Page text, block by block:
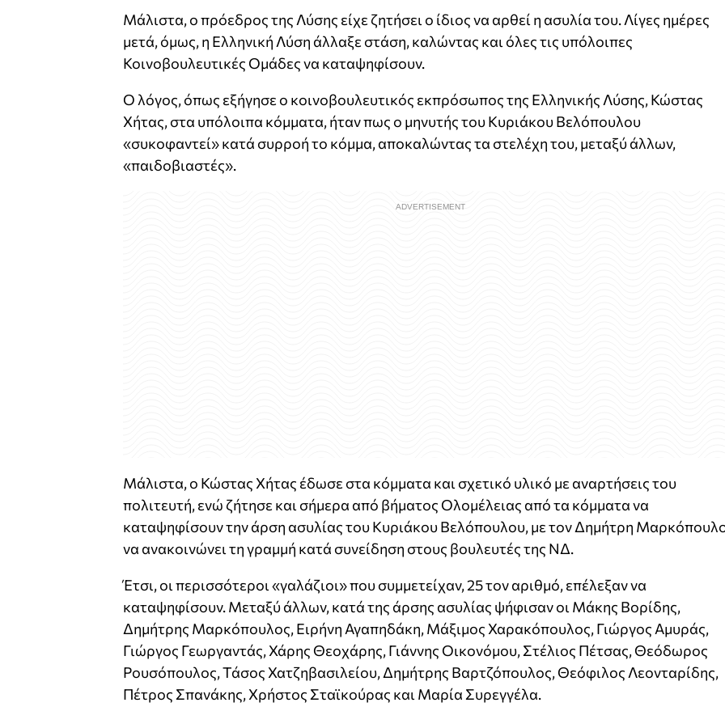
Μάλιστα, ο πρόεδρος της Λύσης είχε ζητήσει ο ίδιος να αρθεί η ασυλία του. Λίγες ημέρες
μετά, όμως, η Ελληνική Λύση άλλαξε στάση, καλώντας και όλες τις υπόλοιπες
Κοινοβουλευτικές Ομάδες να καταψηφίσουν.
Ο λόγος, όπως εξήγησε ο κοινοβουλευτικός εκπρόσωπος της Ελληνικής Λύσης, Κώστας
Χήτας, στα υπόλοιπα κόμματα, ήταν πως ο μηνυτής του Κυριάκου Βελόπουλου
«συκοφαντεί» κατά συρροή το κόμμα, αποκαλώντας τα στελέχη του, μεταξύ άλλων,
«παιδοβιαστές».
Μάλιστα, ο Κώστας Χήτας έδωσε στα κόμματα και σχετικό υλικό με αναρτήσεις του
πολιτευτή, ενώ ζήτησε και σήμερα από βήματος Ολομέλειας από τα κόμματα να
καταψηφίσουν την άρση ασυλίας του Κυριάκου Βελόπουλου, με τον Δημήτρη
να ανακοινώνει τη γραμμή κατά συνείδηση στους βουλευτές της ΝΔ.
Έτσι, οι περισσότεροι «γαλάζιοι» που συμμετείχαν, 25 τον αριθμό, επέλεξαν να
καταψηφίσουν. Μεταξύ άλλων, κατά της άρσης ασυλίας ψήφισαν οι Μάκης Βορίδης,
Δημήτρης Μαρκόπουλος, Ειρήνη Αγαπηδάκη, Μάξιμος Χαρακόπουλος, Γιώργος Αμυράς,
Γιώργος Γεωργαντάς, Χάρης Θεοχάρης, Γιάννης Οικονόμου, Στέλιος Πέτσας, Θεόδωρος
Ρουσόπουλος, Τάσος Χατζηβασιλείου, Δημήτρης Βαρτζόπουλος, Θεόφιλος Λεονταρίδης,
Πέτρος Σπανάκης, Χρήστος Σταϊκούρας και Μαρία Συρεγγέλα.